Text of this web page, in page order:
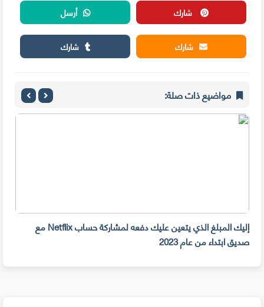
شارك
أرسل
شارك
شارك
مواضيع ذات صلة:
إليك المبلغ الذي يتعين عليك دفعه لمشاركة حساب Netflix مع
صديق ابتداء من عام 2023